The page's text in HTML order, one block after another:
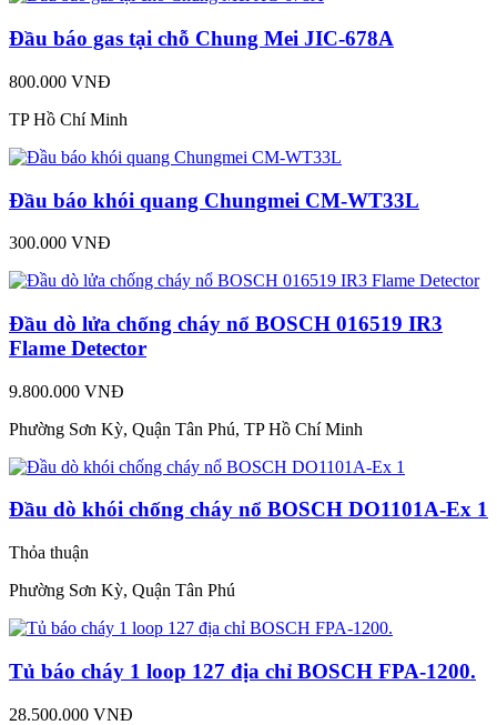
Đầu báo gas tại chỗ Chung Mei JIC-678A
800.000 VNĐ
TP Hồ Chí Minh
Đầu báo khói quang Chungmei CM-WT33L
300.000 VNĐ
Đầu dò lửa chống cháy nổ BOSCH 016519 IR3
Flame Detector
9.800.000 VNĐ
Phường Sơn Kỳ, Quận Tân Phú, TP Hồ Chí Minh
Đầu dò khói chống cháy nổ BOSCH DO1101A-Ex 1
Thỏa thuận
Phường Sơn Kỳ, Quận Tân Phú
Tủ báo cháy 1 loop 127 địa chỉ BOSCH FPA-1200.
28.500.000 VNĐ